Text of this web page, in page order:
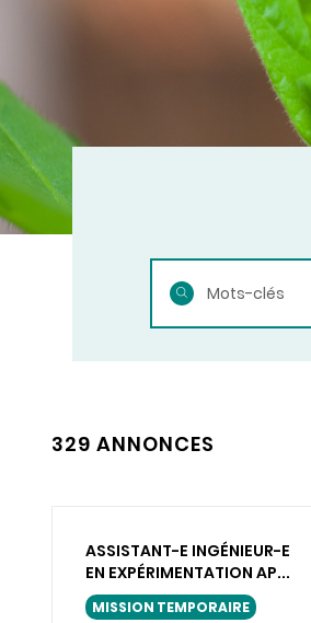
Rechercher
329 ANNONCES
ASSISTANT-E INGÉNIEUR-E
EN EXPÉRIMENTATION AP...
MISSION TEMPORAIRE